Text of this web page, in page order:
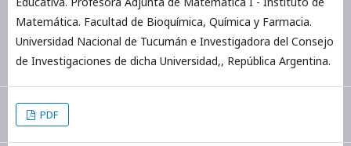
Matemática. Facultad de Bioquímica, Química y Farmacia.
Universidad Nacional de Tucumán e Investigadora del Consejo
de Investigaciones de dicha Universidad,, República Argentina.
PDF